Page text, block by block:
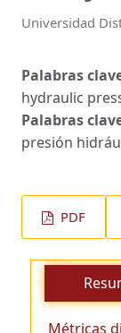
Universidad
Palabras
hydraulic
Palabras
presión
PDF
Métricas